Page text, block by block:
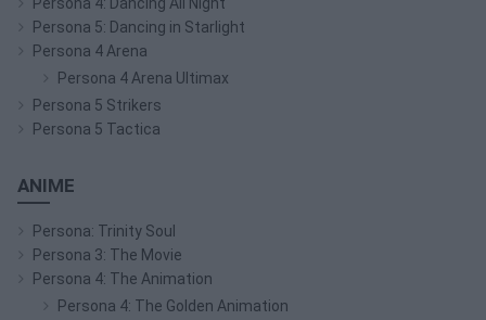
Persona 5: Dancing in Starlight
Persona 4 Arena
Persona 4 Arena Ultimax
Persona 5 Strikers
Persona 5 Tactica
ANIME
Persona: Trinity Soul
Persona 3: The Movie
Persona 4: The Animation
Persona 4: The Golden Animation